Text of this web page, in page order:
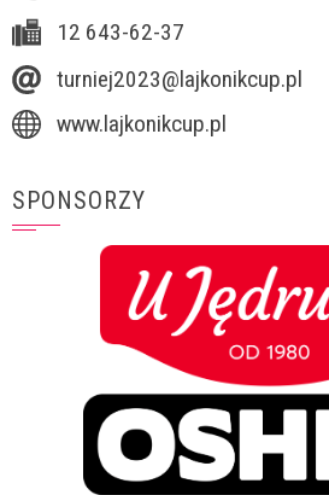
12 643-62-37
turniej2023@lajkonikcup.pl
www.lajkonikcup.pl
SPONSORZY